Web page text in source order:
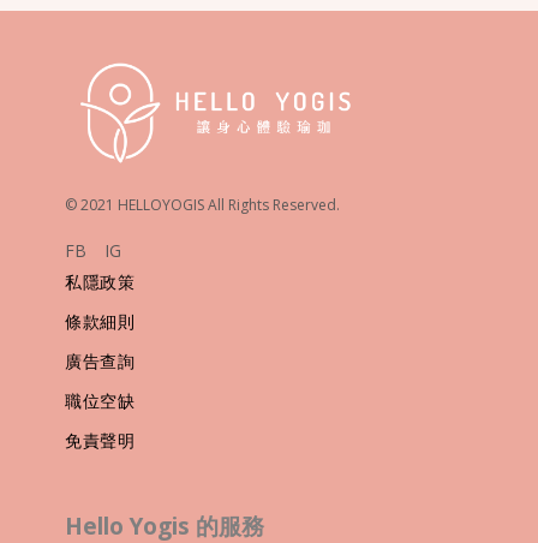
© 2021 HELLOYOGIS All Rights Reserved.
FB
IG
私隱政策
條款細則
廣告查詢
職位空缺
免責聲明
Hello Yogis 的服務